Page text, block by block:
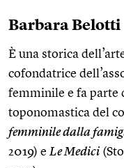
Barbara Belotti
È una storica
cofondatrice
femminile e fa parte
toponomastica del
femminile dalla
2019) e Le Medici